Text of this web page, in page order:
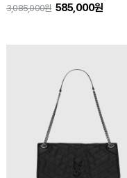
3,085,000원 585,000원